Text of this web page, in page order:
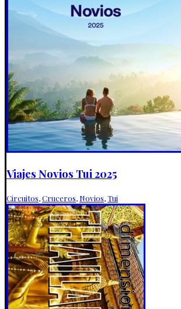
Viajes Novios Tui 2025
Circuitos,Cruceros, Novios,Tui